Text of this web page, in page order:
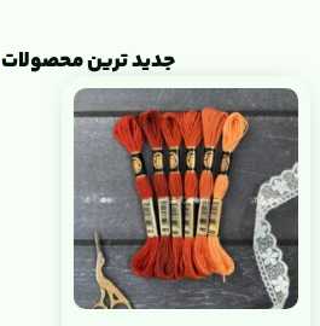
جدید ترین محصولات